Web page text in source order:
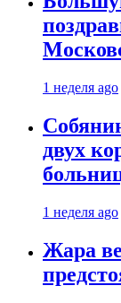
1 неделя ago
двух
1 неделя ago
Жара